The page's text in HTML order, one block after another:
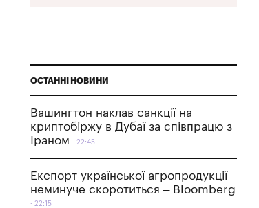
ОСТАННІ НОВИНИ
Вашингтон наклав санкції на
криптобіржу в Дубаї за співпрацю з
Іраном
22:45
Експорт української агропродукції
неминуче скоротиться – Bloomberg
22:15